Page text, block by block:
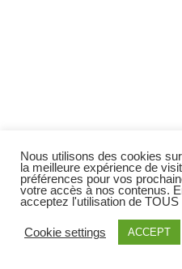
Nous utilisons des cookies
la meilleure expérience de
préférences pour vos
votre accès à nos contenus.
acceptez l'utilisation de
Cookie settings ACCEPT